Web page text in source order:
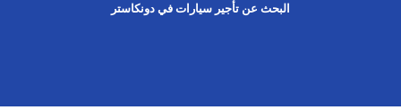
البحث عن تأجير سيارات في دونكاستر